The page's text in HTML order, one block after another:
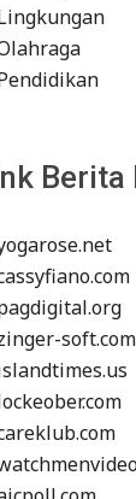
Berita
soft.com